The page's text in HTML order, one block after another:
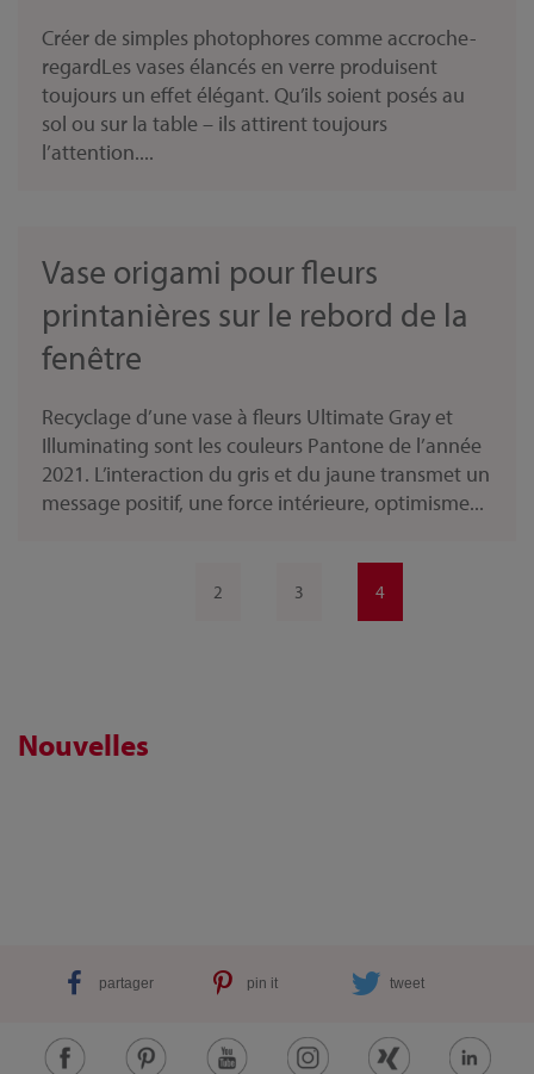
Créer de simples photophores comme accroche-
regardLes vases élancés en verre produisent
toujours un effet élégant. Qu’ils soient posés au
sol ou sur la table – ils attirent toujours
l’attention....
Vase origami pour fleurs
printanières sur le rebord de la
fenêtre
Recyclage d’une vase à fleurs Ultimate Gray et
Illuminating sont les couleurs Pantone de l’année
2021. L’interaction du gris et du jaune transmet un
message positif, une force intérieure, optimisme...
2 3 4
Nouvelles
partager pin it tweet